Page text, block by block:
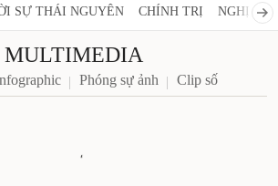
SỰ THÁI NGUYÊN CHÍNH TRỊ NGHỊ
MULTIMEDIA
Phóng sự ảnh Clip số